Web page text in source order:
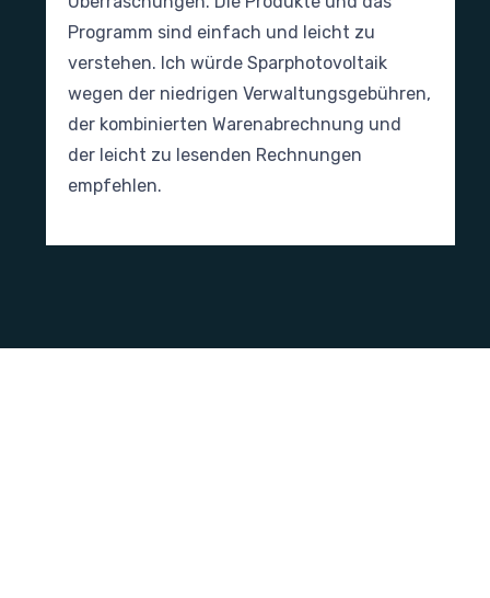
Programm sind einfach und leicht zu
verstehen. Ich würde Sparphotovoltaik
wegen der niedrigen Verwaltungsgebühren,
der kombinierten Warenabrechnung und
der leicht zu lesenden Rechnungen
empfehlen.